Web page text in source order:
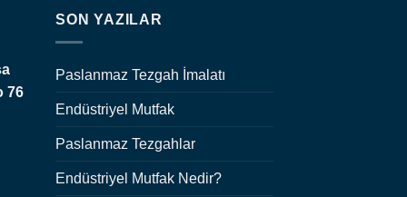
76
SON YAZILAR
Paslanmaz Tezgah İmalatı
Endüstriyel Mutfak
Paslanmaz Tezgahlar
Endüstriyel Mutfak Nedir?